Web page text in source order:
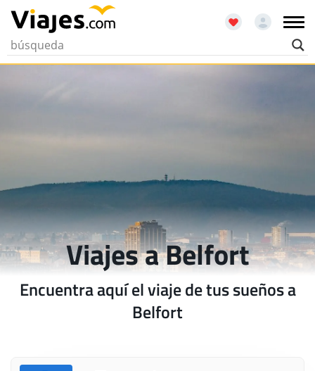
Viajes a Belfort
Encuentra aquí el viaje de tus sueños a
Belfort